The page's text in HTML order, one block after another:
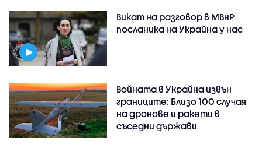
Викат на разговор в МВнР
посланика на Украйна у нас
Войната в Украйна извън
границите: Близо 100 случая
на дронове и ракети в
съседни държави